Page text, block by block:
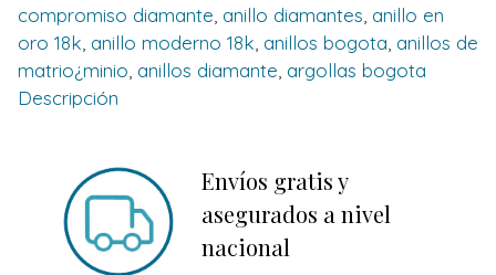
compromiso diamante anillo diamantes anillo en
oro 18k anillo moderno 18k anillos bogota anillos de
matrio¿minio anillos diamante argollas bogota
Descripción
Envíos gratis y
asegurados a nivel
nacional